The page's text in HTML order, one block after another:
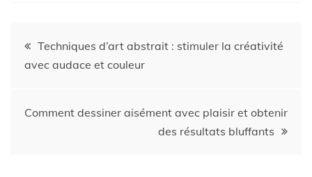
Techniques d’art abstrait : stimuler la créativité
avec audace et couleur
Comment dessiner aisément avec plaisir et obtenir
des résultats bluffants